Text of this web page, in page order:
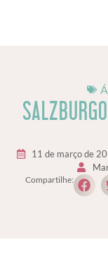
11 de março de
Compartilhe: